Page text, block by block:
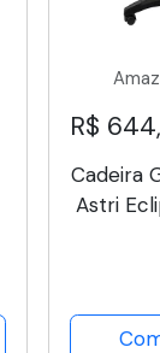
R$
Cadeira
Astri